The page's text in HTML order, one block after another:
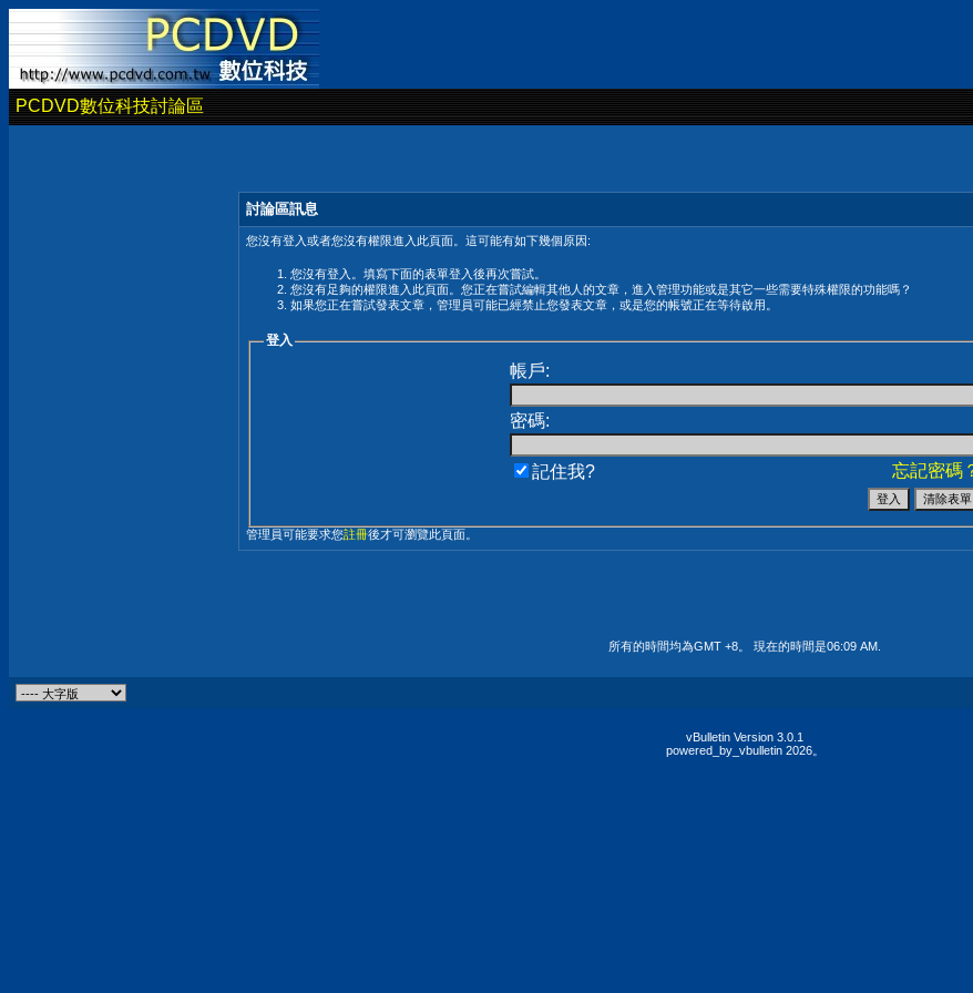
PCDVD數位科技討論區
討論區訊息
您沒有登入或者您沒有權限進入此頁面。這可能有如下幾個原因:
您沒有登入。填寫下面的表單登入後再次嘗試。
您沒有足夠的權限進入此頁面。您正在嘗試編輯其他人的文章，進入管理功能或是其它一些需要特殊權限的功能嗎？
如果您正在嘗試發表文章，管理員可能已經禁止您發表文章，或是您的帳號正在等待啟用。
登入
帳戶:
密碼:
忘記密碼
記住我?
管理員可能要求您註冊後才可瀏覽此頁面。
所有的時間均為GMT +8。 現在的時間是06:09 AM
vBulletin Version 3.0.1
powered_by_vbulletin 2026。